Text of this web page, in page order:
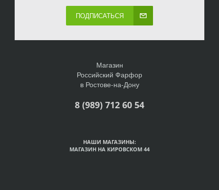
ПОДПИСАТЬСЯ
Магазин
Российский Фарфор
в Ростове-на-Дону
8 (989) 712 60 54
НАШИ МАГАЗИНЫ:
МАГАЗИН НА КИРОВСКОМ 44